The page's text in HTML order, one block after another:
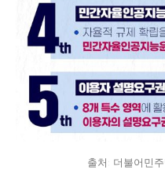
출처: 더불어민